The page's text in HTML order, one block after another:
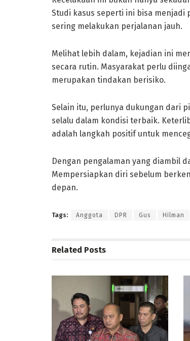
Studi kasus seperti ini bisa menjadi
sering melakukan perjalanan jauh.
Melihat lebih dalam, kejadian ini
secara rutin. Masyarakat perlu
merupakan tindakan berisiko.
Selain itu, perlunya dukungan dari
selalu dalam kondisi terbaik.
adalah langkah positif untuk
Dengan pengalaman yang diambil
Mempersiapkan diri sebelum
depan.
Tags: Anggota DPR Gus Hilman
Related Posts